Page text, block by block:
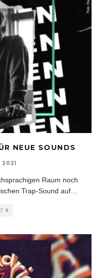
NEUE SOUNDS
2021
Raum noch
Trap-Sound auf
5